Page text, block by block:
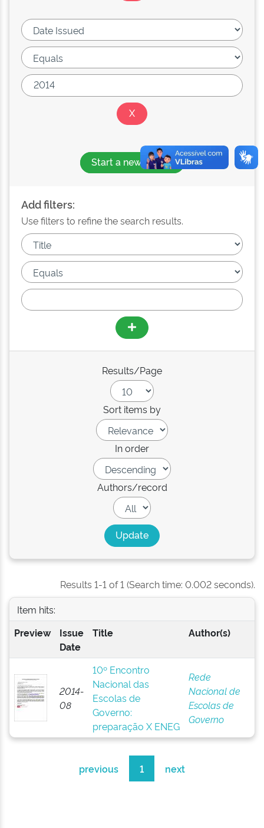
Start a new search
Add filters:
Use filters to refine the search results.
Results/Page
Sort items by
In order
Authors/record
Results 1-1 of 1 (Search time: 0.002 seconds).
Item hits:
Preview
Issue
Date
Title Author(s)
2014-
08
10º Encontro
Nacional das
Escolas de
Governo:
preparação X ENEG
Rede
Nacional de
Escolas de
Governo
previous 1 next